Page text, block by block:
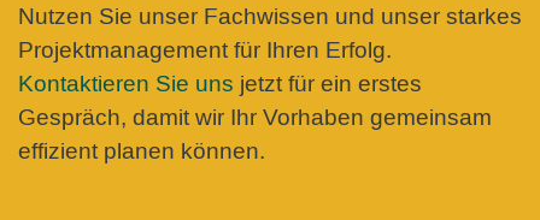
Nutzen Sie unser Fachwissen und unser starkes
Projektmanagement für Ihren Erfolg.
Kontaktieren Sie uns jetzt für ein erstes
Gespräch, damit wir Ihr Vorhaben gemeinsam
effizient planen können.